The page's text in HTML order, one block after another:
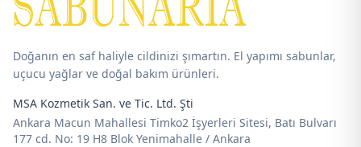
Doğanın en saf haliyle cildinizi şımartın. El yapımı sabunlar,
uçucu yağlar ve doğal bakım ürünleri.
MSA Kozmetik San. ve Tic. Ltd. Şti
Ankara Macun Mahallesi Timko2 İşyerleri Sitesi, Batı Bulvarı
177 cd. No: 19 H8 Blok Yenimahalle / Ankara